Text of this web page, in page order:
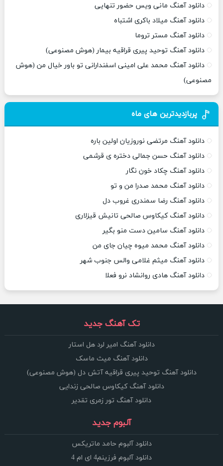
دانلود آهنگ مانی ویس حضور تنهایی
دانلود آهنگ میلاد باکری اشتباه
دانلود آهنگ مستر تروما
دانلود آهنگ توحید پیری قراقیه بیمار (هوش مصنوعی)
دانلود آهنگ محمد علی امینی اسفندارانی تو باور خیال من (هوش
مصنوعی)
پربازدیدترین های ماه
دانلود آهنگ مرتضی نوروزیان اولین باره
دانلود آهنگ حسن جمالی دختره ی قرشمی
دانلود آهنگ چکاد خون نگار
دانلود آهنگ محمد صدرا من و تو
دانلود آهنگ رضا سمندری غروب دل
دانلود آهنگ کیکاوس صالحی تانیش قیزلاری
دانلود آهنگ سامین دست منو بگیر
دانلود آهنگ محمد میوه چیان جای من
دانلود آهنگ میثم غلامی والس جنوب شهر
دانلود آهنگ هادی روانشاد نرو فعلا
تک آهنگ جدید
دانلود آهنگ امیر لرد هل استار
دانلود آهنگ میث ماسک
دانلود آهنگ توحید پیری قراقیه آتش دل (هوش مصنوعی)
دانلود آهنگ کیکاوس صالحی زندایی
دانلود آهنگ تور زمری تقدیر
آلبوم جدید
دانلود آلبوم حامد ماتریکس
دانلود آلبوم فرزینم4 ای ام 4